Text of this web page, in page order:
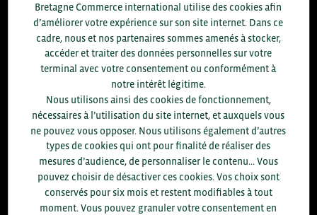
8.300
ACCOMPAGNEMENTS RÉALISÉS EN 2025
développement commercial, conseils réglementaires, réunions
+1.700 ENTREPRISES DIFFÉRENTES
accompagnées par notre équipe en 2025
96 % D'ENTREPRISES SATISFAITES
enquête réalisée auprès de 300 entreprises
Bretagne Commerce international utilise des cookies afin
d’améliorer votre expérience sur son site internet. Dans ce
cadre, nous et nos partenaires sommes amenés à stocker,
accéder et traiter des données personnelles sur votre
terminal avec votre consentement ou conformément à
notre intérêt légitime.
Nous utilisons ainsi des cookies de fonctionnement,
nécessaires à l’utilisation du site internet, et auxquels vous
ne pouvez vous opposer. Nous utilisons également d’autres
types de cookies qui ont pour finalité de réaliser des
mesures d’audience, de personnaliser le contenu... Vous
pouvez choisir de désactiver ces cookies. Vos choix sont
conservés pour six mois et restent modifiables à tout
moment. Vous pouvez granuler votre consentement en